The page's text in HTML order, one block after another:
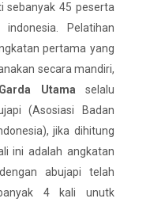
sebanyak 45 peserta
Pelatihan
pertama yang
secara mandiri,
Utama selalu
(Asosiasi Badan
jika dihitung
ini adalah angkatan
abujapi telah
4 kali unutk